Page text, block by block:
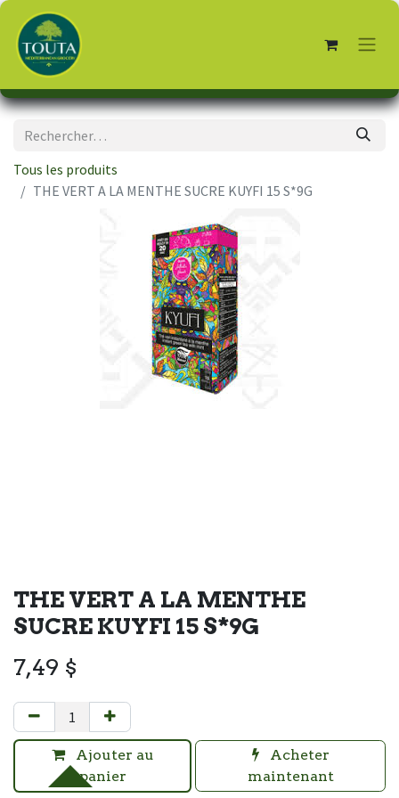
Tous les produits
THE VERT A LA MENTHE SUCRE KUYFI 15 S*9G
THE VERT A LA MENTHE
SUCRE KUYFI 15 S*9G
7,49 $
Ajouter au
panier
Acheter
maintenant